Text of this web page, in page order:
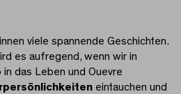
für
viele spannende Geschichten.
es aufregend, wenn wir in
in das Leben und Ouevre
eintauchen und